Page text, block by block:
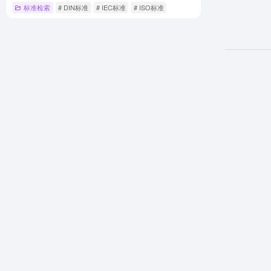
标准检索 # DIN标准 # IEC标准 # ISO标准